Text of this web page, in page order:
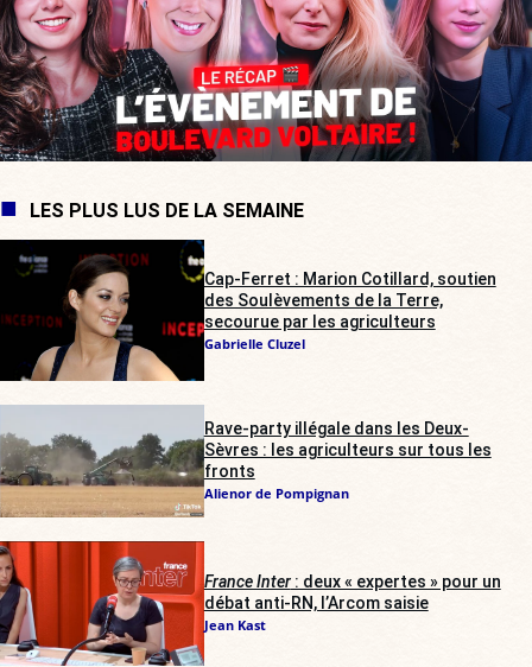
LES PLUS LUS DE LA SEMAINE
Cap-Ferret : Marion Cotillard, soutien
des Soulèvements de la Terre,
secourue par les agriculteurs
Gabrielle Cluzel
Rave-party illégale dans les Deux-
Sèvres : les agriculteurs sur tous les
fronts
Alienor de Pompignan
France Inter: deux « expertes » pour un
débat anti-RN, l’Arcom saisie
Jean Kast